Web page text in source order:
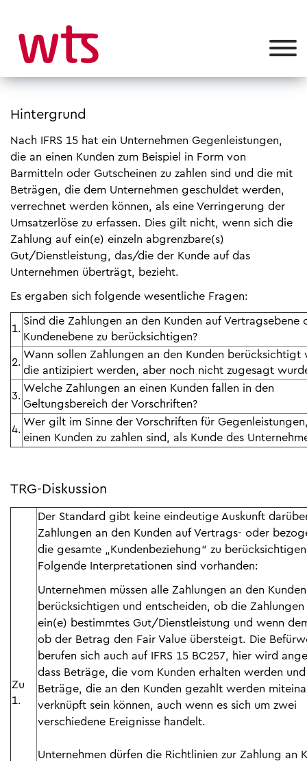
Hintergrund
Nach IFRS 15 hat ein Unternehmen Gegenleistungen,
die an einen Kunden zum Beispiel in Form von
Barmitteln oder Gutscheinen zu zahlen sind und die mit
Beträgen, die dem Unternehmen geschuldet werden,
verrechnet werden können, als eine Verringerung der
Umsatzerlöse zu erfassen. Dies gilt nicht, wenn sich die
Zahlung auf ein(e) einzeln abgrenzbare(s)
Gut/Dienstleistung, das/die der Kunde auf das
Unternehmen überträgt, bezieht.
Es ergaben sich folgende wesentliche Fragen:
1.
Sind die Zahlungen an den Kunden auf Vertragsebene
Kundenebene zu berücksichtigen?
2.
Wann sollen Zahlungen an den Kunden berücksichtigt
die antizipiert werden, aber noch nicht zugesagt
3.
Welche Zahlungen an einen Kunden fallen in den
Geltungsbereich der Vorschriften?
4.
Wer gilt im Sinne der Vorschriften für
einen Kunden zu zahlen sind, als Kunde des
TRG-Diskussion
Zu
1.
Der Standard gibt keine eindeutige Auskunft
Zahlungen an den Kunden auf Vertrags- oder
die gesamte „Kundenbeziehung“ zu
Folgende Interpretationen sind vorhanden:
Unternehmen müssen alle Zahlungen an den Kunden
berücksichtigen und entscheiden, ob die Zahlungen
ein(e) bestimmtes Gut/Dienstleistung und wenn
ob der Betrag den Fair Value übersteigt. Die
berufen sich auch auf IFRS 15 BC257, hier wird
dass Beträge, die vom Kunden erhalten werden und
Beträge, die an den Kunden gezahlt werden
verknüpft sein können, auch wenn es sich um zwei
verschiedene Ereignisse handelt.
Unternehmen dürfen die Richtlinien zur Zahlung an